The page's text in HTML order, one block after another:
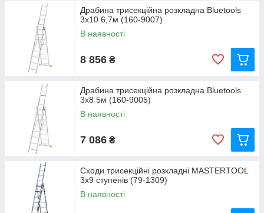
Драбина трисекційна розкладна Bluetools
3x10 6,7м (160-9007)
В наявності
8 856 ₴
Драбина трисекційна розкладна Bluetools
3x8 5м (160-9005)
В наявності
7 086 ₴
Сходи трисекційні розкладні MASTERTOOL
3x9 ступенів (79-1309)
В наявності